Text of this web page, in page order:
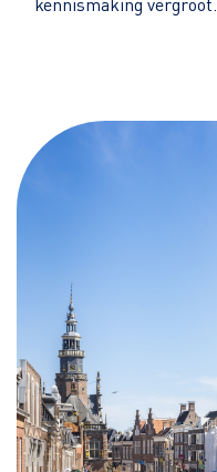
kennismaking vergroot.